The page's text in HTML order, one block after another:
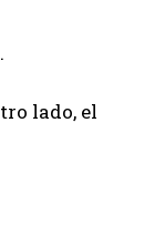
lado, el